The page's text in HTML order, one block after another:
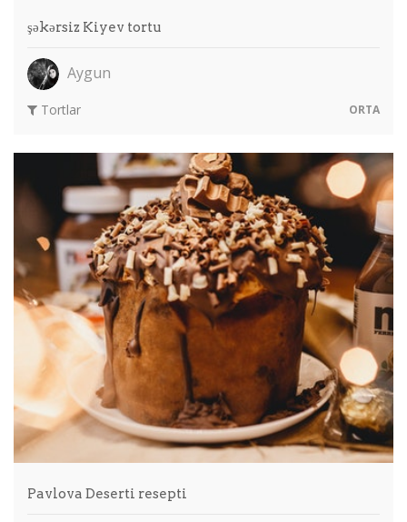
şəkərsiz Kiyev tortu
Aygun
Tortlar ORTA
Pavlova Deserti resepti